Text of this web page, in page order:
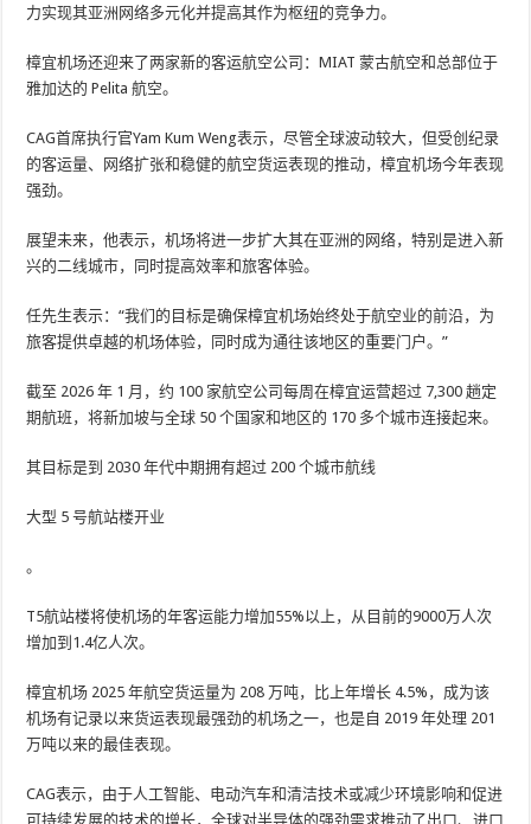
力实现其亚洲网络多元化并提高其作为枢纽的竞争力。
樟宜机场还迎来了两家新的客运航空公司：MIAT 蒙古航空和总部位于
雅加达的 Pelita 航空。
CAG首席执行官Yam Kum Weng表示，尽管全球波动较大，但受创纪录
的客运量、网络扩张和稳健的航空货运表现的推动，樟宜机场今年表现
强劲。
展望未来，他表示，机场将进一步扩大其在亚洲的网络，特别是进入新
兴的二线城市，同时提高效率和旅客体验。
任先生表示：“我们的目标是确保樟宜机场始终处于航空业的前沿，为
旅客提供卓越的机场体验，同时成为通往该地区的重要门户。”
截至 2026 年 1 月，约 100 家航空公司每周在樟宜运营超过 7,300 趟定
期航班，将新加坡与全球 50 个国家和地区的 170 多个城市连接起来。
其目标是到 2030 年代中期拥有超过 200 个城市航线
大型 5 号航站楼开业
。
T5航站楼将使机场的年客运能力增加55%以上，从目前的9000万人次
增加到1.4亿人次。
樟宜机场 2025 年航空货运量为 208 万吨，比上年增长 4.5%，成为该
机场有记录以来货运表现最强劲的机场之一，也是自 2019 年处理 201
万吨以来的最佳表现。
CAG表示，由于人工智能、电动汽车和清洁技术或减少环境影响和促进
可持续发展的技术的增长，全球对半导体的强劲需求推动了出口、进口